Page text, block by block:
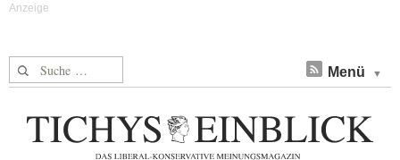
Suche nach: Menü